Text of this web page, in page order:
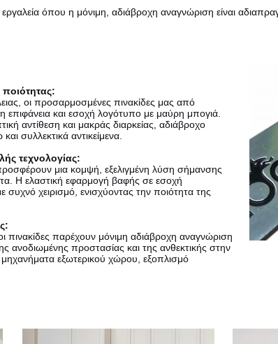
εργαλεία όπου η μόνιμη, αδιάβροχη αναγνώριση είναι
οι προσαρμοσμένες πινακίδες μας από
επιφάνεια και εσοχή λογότυπο με μαύρη μπογιά.
αντίθεση και μακράς διαρκείας, αδιάβροχο
συλλεκτικά αντικείμενα.
τεχνολογίας:
μια κομψή, εξελιγμένη λύση σήμανσης
Η ελαστική εφαρμογή βαφής σε εσοχή
συχνό χειρισμό, ενισχύοντας την ποιότητα της
πινακίδες παρέχουν μόνιμη αδιάβροχη αναγνώριση
προστασίας και της ανθεκτικής στην
εξωτερικού χώρου, εξοπλισμό